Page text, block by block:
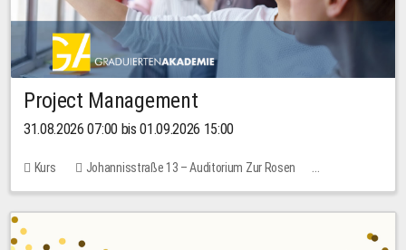
Project Management
31.08.2026 07:00 bis 01.09.2026 15:00
Kurs
Johannisstraße 13 – Auditorium Zur Rosen
Keine freien Plätze
30,00 EUR